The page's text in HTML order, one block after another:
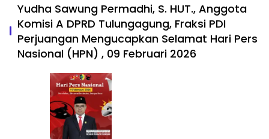
Yudha Sawung Permadhi, S. HUT., Anggota
Komisi A DPRD Tulungagung, Fraksi PDI
Perjuangan Mengucapkan Selamat Hari Pers
Nasional (HPN) , 09 Februari 2026